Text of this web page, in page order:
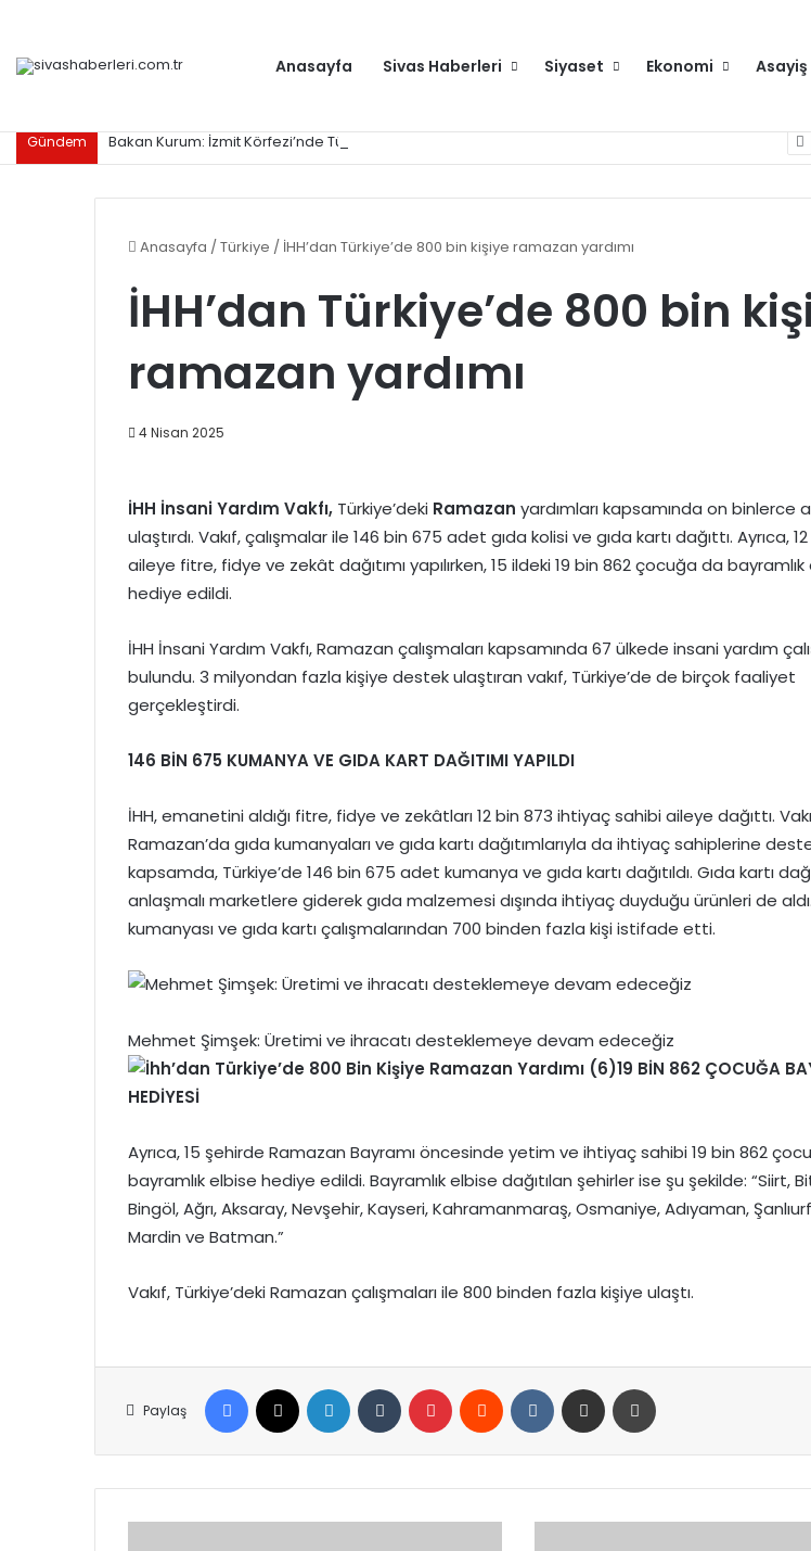
Anasayfa Sivas Haberleri Siyaset Ekonomi Asayiş
Gündem Bakan Kurum: İzmit Körfezi’nde Türkiye ve dünyaya örnek olacak proje yürütüyoruz
Anasayfa /Türkiye / İHH’dan Türkiye’de 800 bin kişiye ramazan yardımı
İHH’dan Türkiye’de 800 bin
ramazan yardımı
4 Nisan 2025
İHH İnsani Yardım Vakfı, Türkiye’deki Ramazan yardımları kapsamında on binlerce
ulaştırdı. Vakıf, çalışmalar ile 146 bin 675 adet gıda kolisi ve gıda kartı dağıttı. Ayrıca,
aileye fitre, fidye ve zekât dağıtımı yapılırken, 15 ildeki 19 bin 862 çocuğa da
hediye edildi.
İHH İnsani Yardım Vakfı, Ramazan çalışmaları kapsamında 67 ülkede insani yardım
bulundu. 3 milyondan fazla kişiye destek ulaştıran vakıf, Türkiye’de de birçok faaliyet
gerçekleştirdi.
146 BİN 675 KUMANYA VE GIDA KART DAĞITIMI YAPILDI
İHH, emanetini aldığı fitre, fidye ve zekâtları 12 bin 873 ihtiyaç sahibi aileye dağıttı.
Ramazan’da gıda kumanyaları ve gıda kartı dağıtımlarıyla da ihtiyaç sahiplerine
kapsamda, Türkiye’de 146 bin 675 adet kumanya ve gıda kartı dağıtıldı. Gıda kartı
anlaşmalı marketlere giderek gıda malzemesi dışında ihtiyaç duyduğu ürünleri de
kumanyası ve gıda kartı çalışmalarından 700 binden fazla kişi istifade etti.
Mehmet Şimşek: Üretimi ve ihracatı desteklemeye devam edeceğiz
19 BİN 862 ÇOCUĞA
HEDİYESİ
Ayrıca, 15 şehirde Ramazan Bayramı öncesinde yetim ve ihtiyaç sahibi 19 bin 862
bayramlık elbise hediye edildi. Bayramlık elbise dağıtılan şehirler ise şu şekilde: “Siirt,
Bingöl, Ağrı, Aksaray, Nevşehir, Kayseri, Kahramanmaraş, Osmaniye, Adıyaman,
Mardin ve Batman.”
Vakıf, Türkiye’deki Ramazan çalışmaları ile 800 binden fazla kişiye ulaştı.
Paylaş
Facebook LinkedIn Tumblr Pinterest Reddit VKontakteE-Posta ile paylaş